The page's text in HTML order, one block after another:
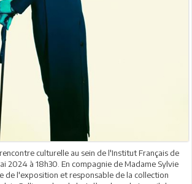
culturelle au sein de l'Institut Français de
2024 à 18h30. En compagnie de Madame Sylvie
de l'exposition et responsable de la collection